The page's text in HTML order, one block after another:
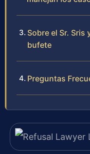
Sobre el Sr. Sris
bufete
Preguntas